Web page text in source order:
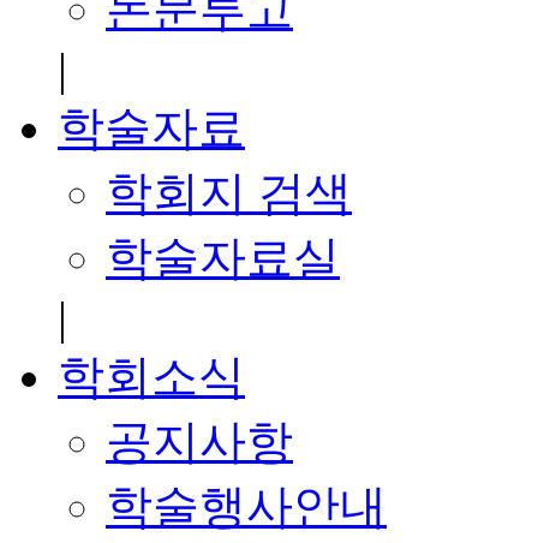
|
학술자료
학회지 검색
학술자료실
|
학회소식
공지사항
학술행사안내